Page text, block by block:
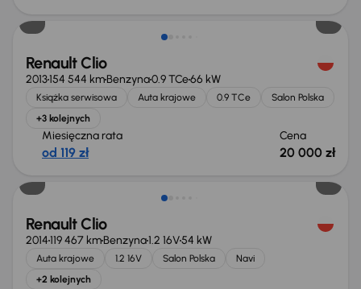
Renault Clio
2013154 544 kmBenzyna0.9 TCe66 kW
Książka serwisowa Auta krajowe 0.9 TCe
Salon Polska
+3 kolejnych
Miesięczna rata
od 119 zł
Cena
20 000 zł
Taniej o 500 zł
Renault Clio
2014119 467 kmBenzyna1.2 16V54 kW
Auta krajowe 1.2 16V Salon Polska
Navi
+2 kolejnych